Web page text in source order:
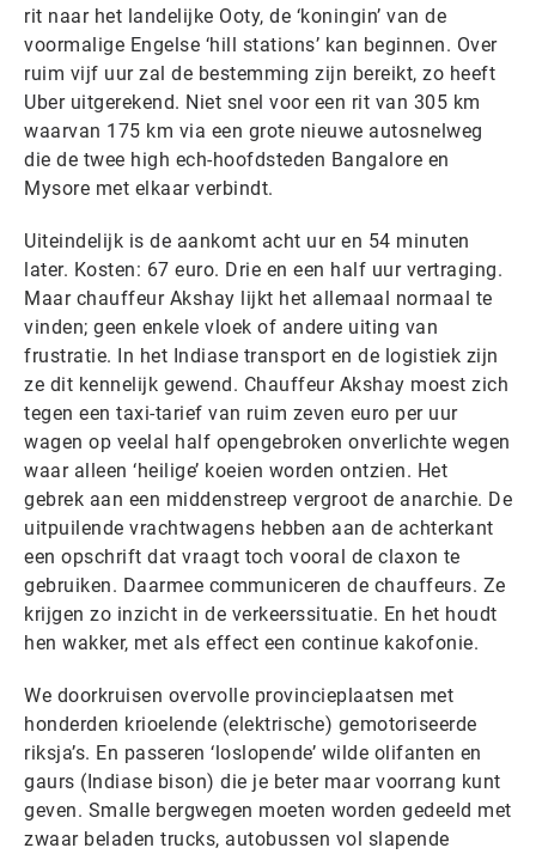
rit naar het landelijke Ooty, de ‘koningin’ van de
voormalige Engelse ‘hill stations’ kan beginnen. Over
ruim vijf uur zal de bestemming zijn bereikt, zo heeft
Uber uitgerekend. Niet snel voor een rit van 305 km
waarvan 175 km via een grote nieuwe autosnelweg
die de twee high ech-hoofdsteden Bangalore en
Mysore met elkaar verbindt.
Uiteindelijk is de aankomt acht uur en 54 minuten
later. Kosten: 67 euro. Drie en een half uur vertraging.
Maar chauffeur Akshay lijkt het allemaal normaal te
vinden; geen enkele vloek of andere uiting van
frustratie. In het Indiase transport en de logistiek zijn
ze dit kennelijk gewend. Chauffeur Akshay moest zich
tegen een taxi-tarief van ruim zeven euro per uur
wagen op veelal half opengebroken onverlichte wegen
waar alleen ‘heilige’ koeien worden ontzien. Het
gebrek aan een middenstreep vergroot de anarchie. De
uitpuilende vrachtwagens hebben aan de achterkant
een opschrift dat vraagt toch vooral de claxon te
gebruiken. Daarmee communiceren de chauffeurs. Ze
krijgen zo inzicht in de verkeerssituatie. En het houdt
hen wakker, met als effect een continue kakofonie.
We doorkruisen overvolle provincieplaatsen met
honderden krioelende (elektrische) gemotoriseerde
riksja’s. En passeren ‘loslopende’ wilde olifanten en
gaurs (Indiase bison) die je beter maar voorrang kunt
geven. Smalle bergwegen moeten worden gedeeld met
zwaar beladen trucks, autobussen vol slapende